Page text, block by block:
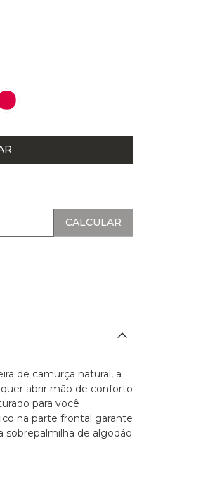
de camurça natural, a
quer abrir mão de conforto
para você
na parte frontal garante
sobrepalmilha de algodão